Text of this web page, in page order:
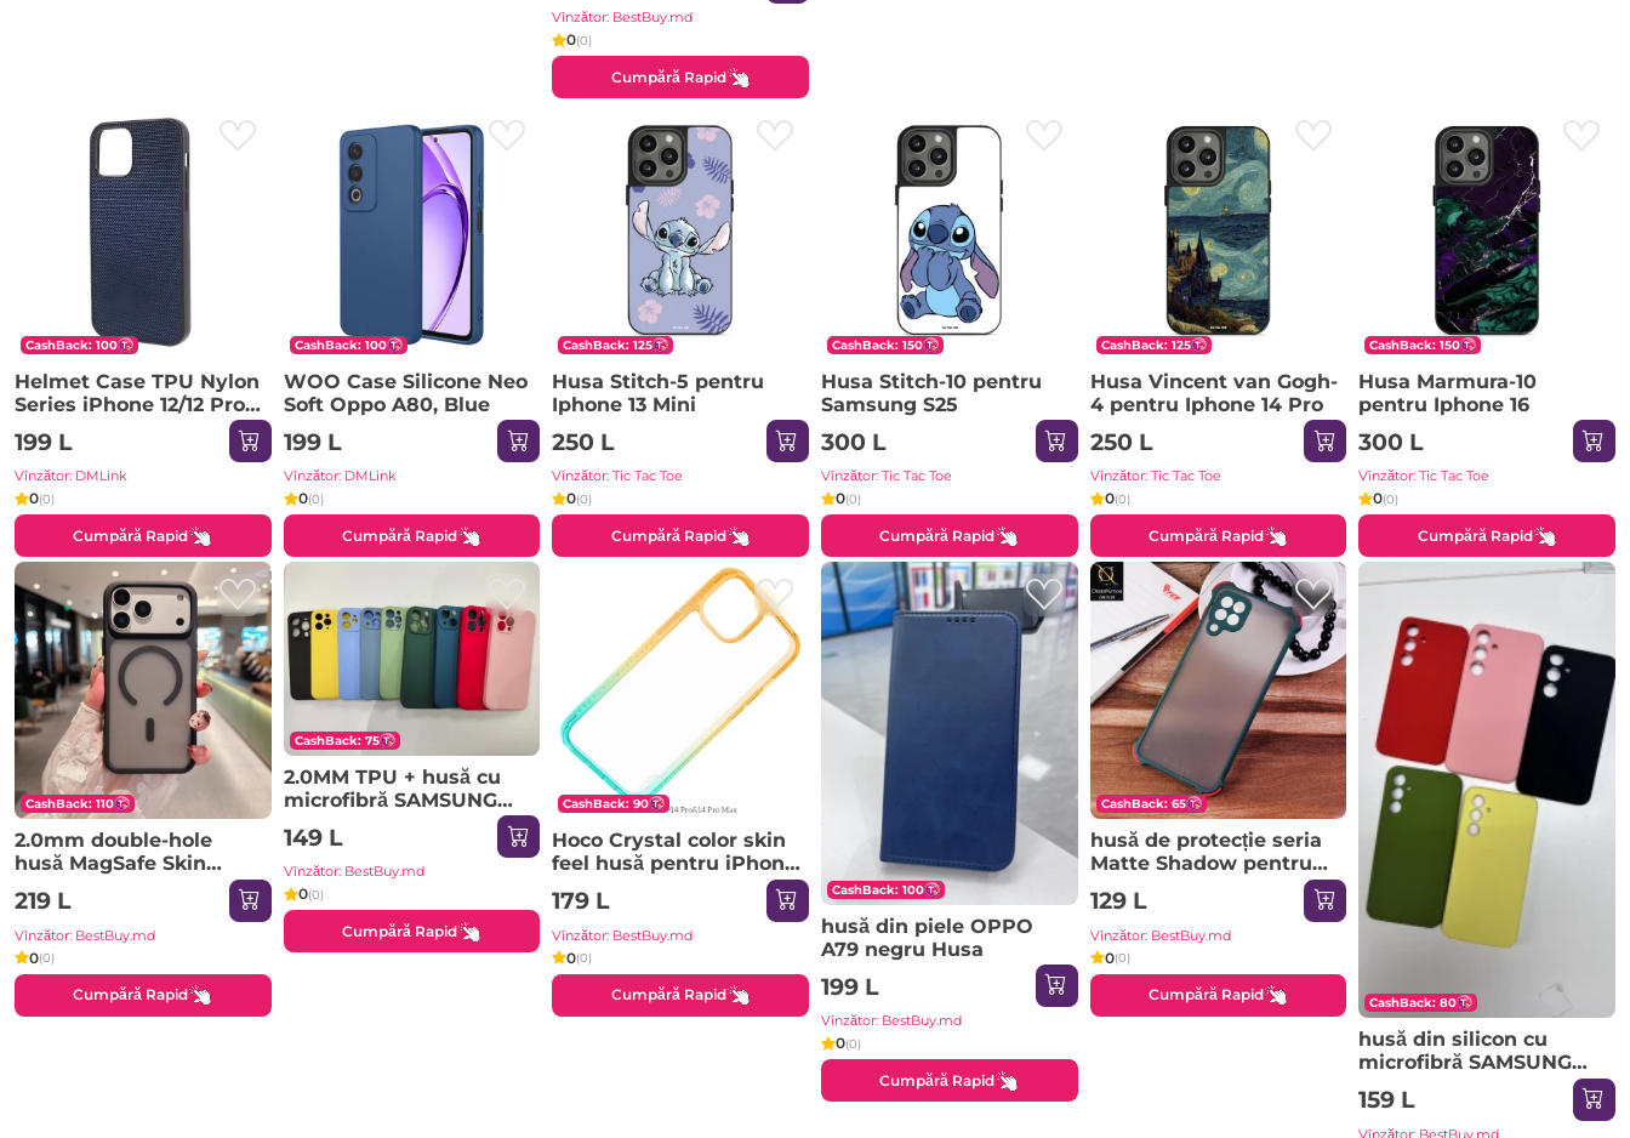
Vînzător: BestBuy.md
0(0)
Cumpără Rapid
CashBack: 100
Helmet Case TPU Nylon
Series iPhone 12/12 Pro,
Blue
199 L
Vînzător: DMLink
0(0)
Cumpără Rapid
CashBack: 100
WOO Case Silicone Neo
Soft Oppo A80, Blue
199 L
Vînzător: DMLink
0(0)
Cumpără Rapid
CashBack: 125
Husa Stitch-5 pentru
Iphone 13 Mini
250 L
Vînzător: Tic Tac Toe
0(0)
Cumpără Rapid
CashBack: 150
Husa Stitch-10 pentru
Samsung S25
300 L
Vînzător: Tic Tac Toe
0(0)
Cumpără Rapid
CashBack: 125
Husa Vincent van Gogh-
4 pentru Iphone 14 Pro
250 L
Vînzător: Tic Tac Toe
0(0)
Cumpără Rapid
CashBack: 150
Husa Marmura-10
pentru Iphone 16
300 L
Vînzător: Tic Tac Toe
0(0)
Cumpără Rapid
CashBack: 110
2.0mm double-hole
husă MagSafe Skin
Feeling iPhone 17 Air
negru Husa
219 L
Vînzător: BestBuy.md
0(0)
Cumpără Rapid
CashBack: 75
2.0MM TPU + husă cu
microfibră SAMSUNG
Galaxy A26 roz Husa
149 L
Vînzător: BestBuy.md
0(0)
Cumpără Rapid
CashBack: 90
Hoco Crystal color skin
feel husă pentru iPhone
14 Pro portocaliu verde
Husa
179 L
Vînzător: BestBuy.md
0(0)
Cumpără Rapid
CashBack: 100
husă din piele OPPO
A79 negru Husa
199 L
Vînzător: BestBuy.md
0(0)
Cumpără Rapid
CashBack: 65
husă de protecție seria
Matte Shadow pentru
SAMSUNG Galaxy A72
Dark verde Husa
129 L
Vînzător: BestBuy.md
0(0)
Cumpără Rapid CashBack: 80
husă din silicon cu
microfibră SAMSUNG
Galaxy A54 - gri închis
Husa
159 L
Vînzător: BestBuy.md